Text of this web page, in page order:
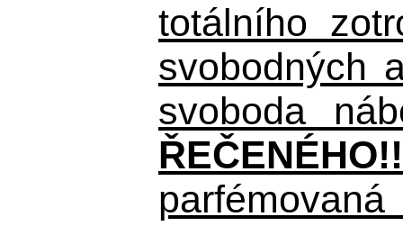
totálního
svobodných
svoboda